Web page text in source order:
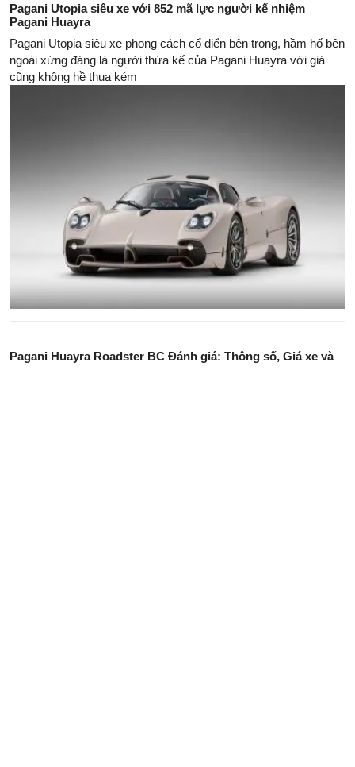
Pagani Utopia siêu xe với 852 mã lực người kế nhiệm
Pagani Huayra
Pagani Utopia siêu xe phong cách cổ điển bên trong, hầm hố bên
ngoài xứng đáng là người thừa kế của Pagani Huayra với giá
cũng không hề thua kém
Pagani Huayra Roadster BC Đánh giá: Thông số, Giá xe và